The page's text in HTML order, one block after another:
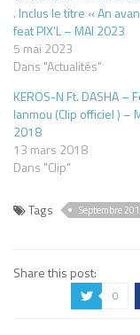
. Inclus le titre « An
feat PIX’L – MAI 2023
5 mai 2023
Dans "Actualités"
KEROS-N Ft. DASHA –
lanmou (Clip officiel ) –
2018
13 mars 2018
Dans "Clip"
Tags Septembre
Share this post:
a 0